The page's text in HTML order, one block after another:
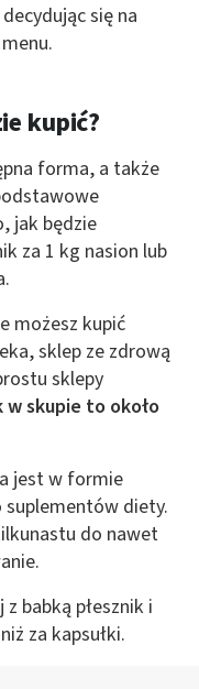
się na
kupić?
forma, a także
jak będzie
za 1 kg nasion lub
możesz kupić
sklep ze zdrową
sklepy
w skupie to około
jest w formie
diety.
do nawet
babką płesznik i
za kapsułki.